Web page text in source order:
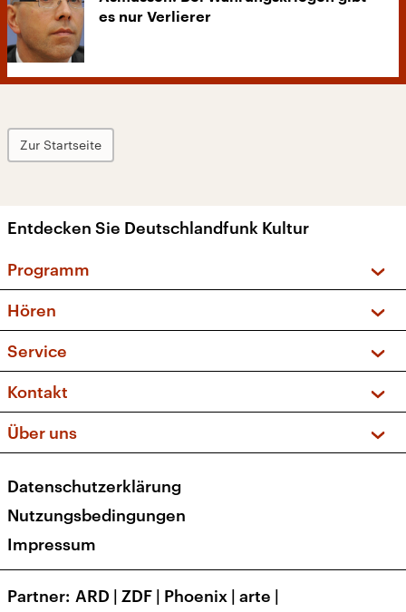
es nur Verlierer
Zur Startseite
Entdecken Sie Deutschlandfunk Kultur
Programm
Sendungen und Podcasts
Musikliste
Kakadu – Das Kinderprogramm
Hören
Frequenzen (UKW + DAB+)
Service
FAQ
Apps
Newsletter
Veranstaltungen
Kontakt
Social Media
Über uns
Presse
Karriere
Transparenz
Datenschutzerklärung
Nutzungsbedingungen
Impressum
Partner ARD | ZDF | Phoenix | arte |